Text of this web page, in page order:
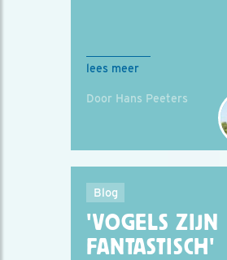
lees meer
Door Hans Peeters
Blog
'VOGELS ZIJN
FANTASTISCH'